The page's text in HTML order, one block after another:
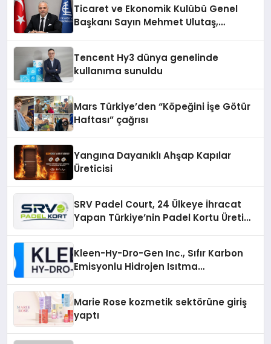
Ticaret ve Ekonomik Kulübü Genel
Başkanı Sayın Mehmet Ulutaş,
Tencent Hy3 dünya genelinde
kullanıma sunuldu
Mars Türkiye’den “Köpeğini İşe Götür
Haftası” çağrısı
Yangına Dayanıklı Ahşap Kapılar
Üreticisi
SRV Padel Court, 24 Ülkeye İhracat
Yapan Türkiye’nin Padel Kortu Üretim
Kleen-Hy-Dro-Gen Inc., Sıfır Karbon
Emisyonlu Hidrojen Isıtma
Marie Rose kozmetik sektörüne giriş
yaptı